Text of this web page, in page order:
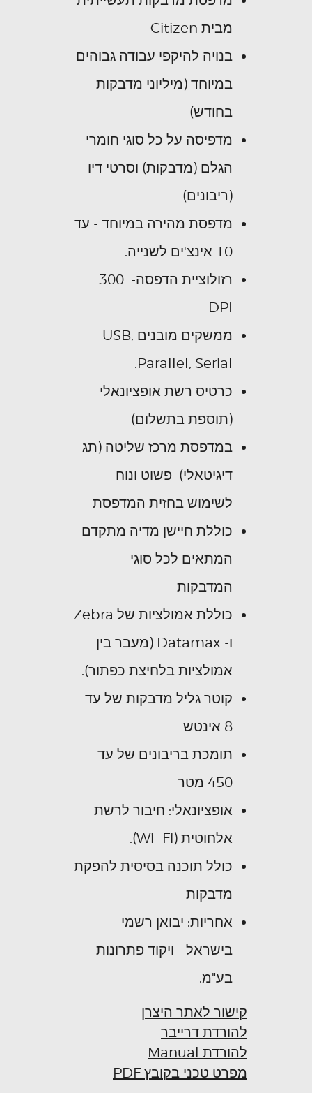
מבית Citizen
בנויה להיקפי עבודה גבוהים
במיוחד (מיליוני מדבקות
בחודש)
מדפיסה על כל סוגי חומרי
הגלם (מדבקות) וסרטי דיו
(ריבונים)
מדפסת מהירה במיוחד - עד
10 אינצ'ים לשנייה.
רזולוציית הדפסה- 300
DPI
ממשקים מובנים USB,
Parallel, Serial.
כרטיס רשת אופציונאלי
(תוספת בתשלום)
במדפסת מרכז שליטה (תג
דיגיטאלי) פשוט ונוח
לשימוש בחזית המדפסת
כוללת חיישן מדיה מתקדם
המתאים לכל סוגי
המדבקות
כוללת אמולציות של Zebra
ו- Datamax (מעבר בין
אמולציות בלחיצת כפתור).
קוטר גליל מדבקות של עד
8 אינטש
תומכת בריבונים של עד
450 מטר
אופציונאלי: חיבור לרשת
אלחוטית (Wi- Fi).
כולל תוכנה בסיסית להפקת
מדבקות
אחריות: יבואן רשמי
בישראל - ויקוד פתרונות
בע"מ.
קישור לאתר היצרן
להורדת דרייבר
להורדת Manual
מפרט טכני בקובץ PDF